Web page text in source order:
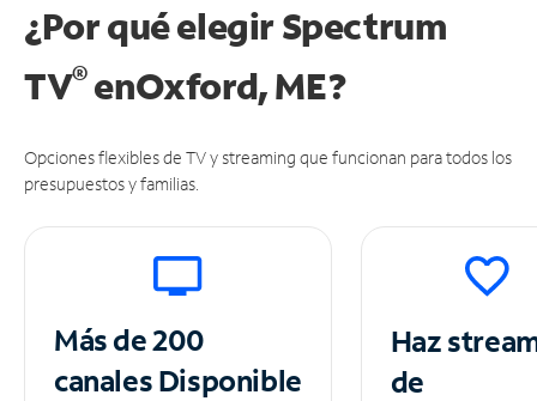
¿Por qué elegir Spectrum
TV®enOxford, ME?
Opciones flexibles de TV y streaming que funcionan para todos los
presupuestos y familias.
Más de 200
canalesDisponible
Haz
de